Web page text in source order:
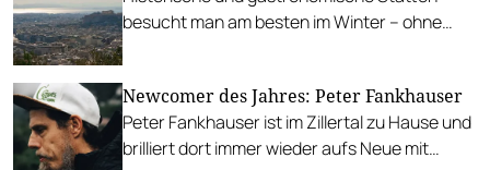
besucht man am besten im Winter – ohne
Sehenswürdigkeiten.
Newcomer des Jahres: Peter Fankhauser
Peter Fankhauser ist im Zillertal zu Hause und
brilliert dort immer wieder aufs Neue mit